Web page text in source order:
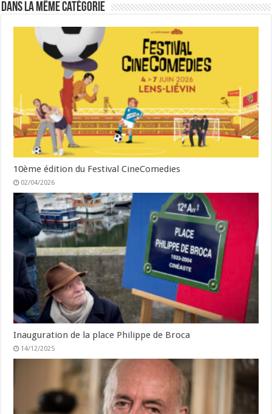
Dans la même catégorie
10ème édition du Festival CineComedies
02/04/2026
Inauguration de la place Philippe de Broca
14/12/2025